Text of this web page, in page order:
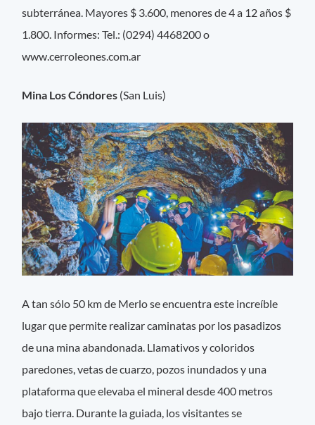
subterránea. Mayores $ 3.600, menores de 4 a 12 años $
1.800. Informes: Tel.: (0294) 4468200 o
www.cerroleones.com.ar
Mina Los Cóndores (San Luis)
A tan sólo 50 km de Merlo se encuentra este increíble
lugar que permite realizar caminatas por los pasadizos
de una mina abandonada. Llamativos y coloridos
paredones, vetas de cuarzo, pozos inundados y una
plataforma que elevaba el mineral desde 400 metros
bajo tierra. Durante la guiada, los visitantes se